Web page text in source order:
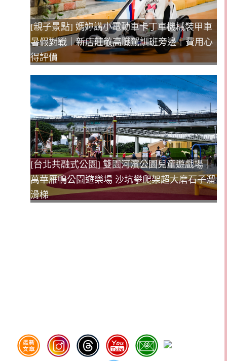
[親子景點] 媽妳講小電動車卡丁車機械裝甲車
暑假對戰｜新店莊敬高職駕訓班旁邊｜費用心
得評價
[台北共融式公園] 雙園河濱公園兒童遊戲場｜
萬華雁鴨公園遊樂場 沙坑攀爬架超大磨石子溜
滑梯